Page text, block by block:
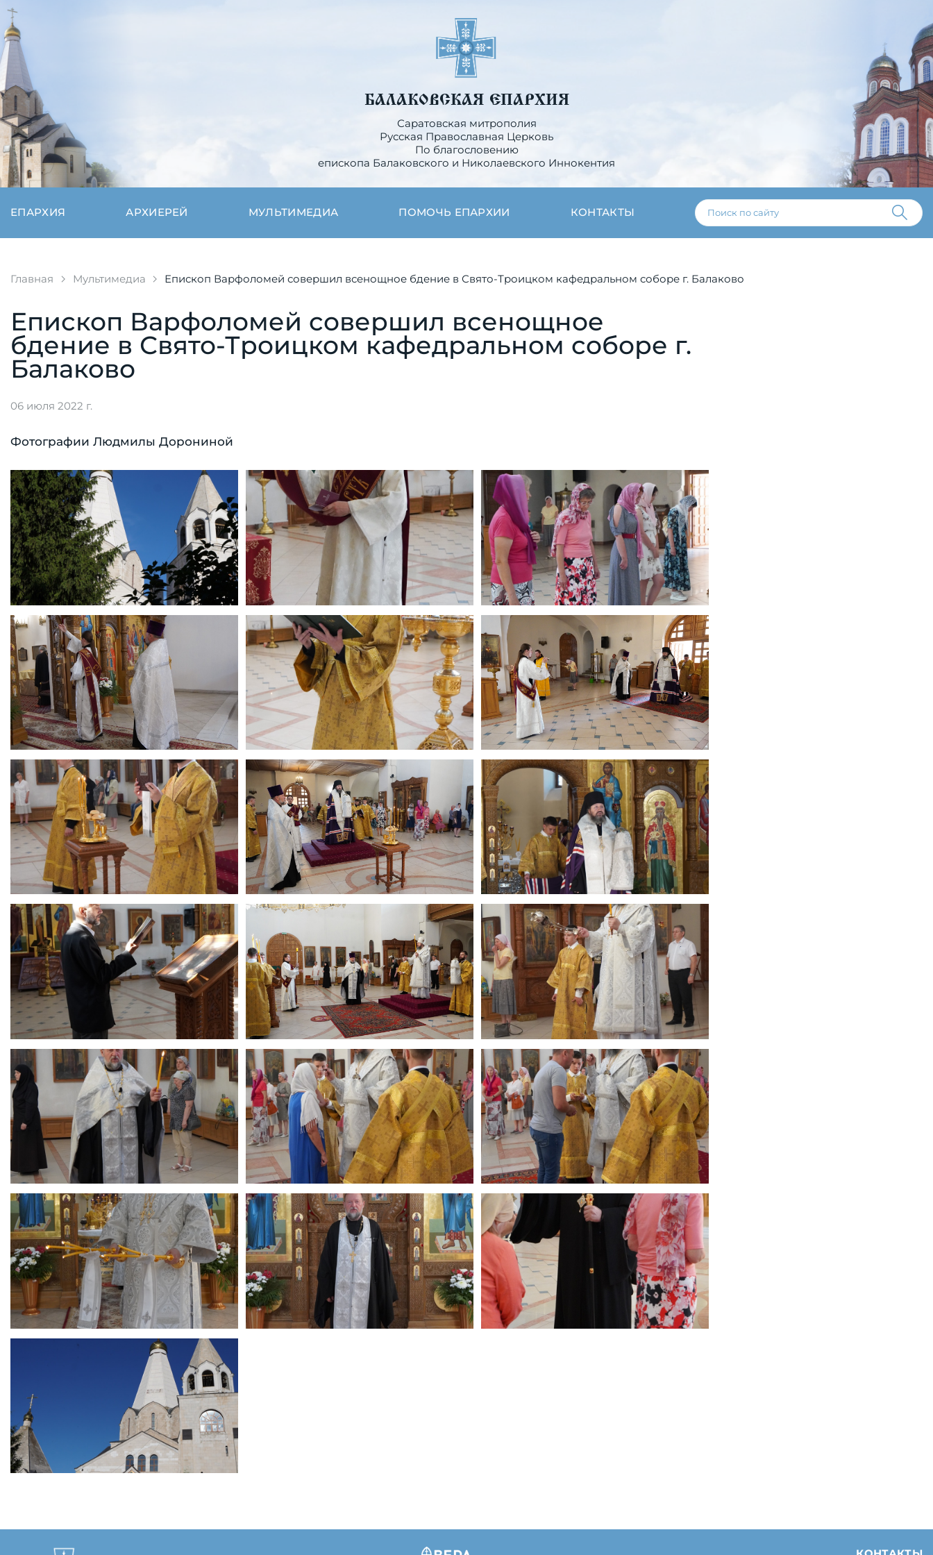
БАЛАКОВСКАЯ ЕПАРХИЯ
Саратовская митрополия
Русская Православная Церковь
По благословению
епископа Балаковского и Николаевского Иннокентия
ЕПАРХИЯ АРХИЕРЕЙ МУЛЬТИМЕДИА ПОМОЧЬ ЕПАРХИИ КОНТАКТЫ
Главная Мультимедиа Епископ Варфоломей совершил всенощное бдение в Свято-Троицком кафедральном соборе г. Балаково
Епископ Варфоломей совершил всенощное
бдение в Свято-Троицком кафедральном соборе г.
Балаково
06 июля 2022 г.
Фотографии Людмилы Дорониной